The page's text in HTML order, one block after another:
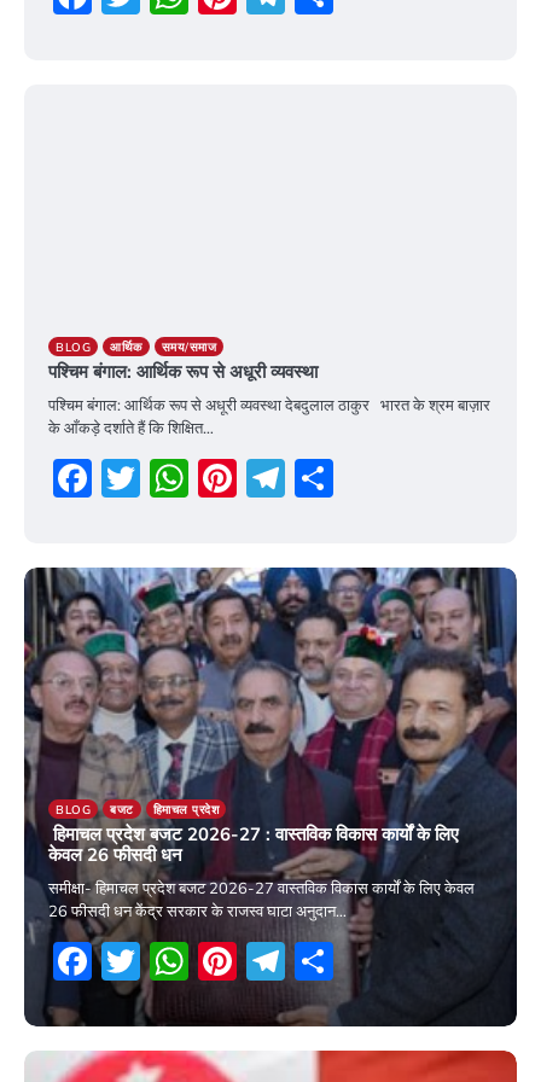
BLOG आर्थिक समय/समाज
पश्चिम बंगाल: आर्थिक रूप से अधूरी व्यवस्था
पश्चिम बंगाल: आर्थिक रूप से अधूरी व्यवस्था देबदुलाल ठाकुर भारत के श्रम बाज़ार
के आँकड़े दर्शाते हैं कि शिक्षित…
Facebook
Twitter
WhatsApp
Pinterest
Telegram
BLOG बजट हिमाचल प्रदेश
हिमाचल प्रदेश बजट 2026-27 : वास्तविक विकास कार्यों के लिए
केवल 26 फीसदी धन
समीक्षा- हिमाचल प्रदेश बजट 2026-27 वास्तविक विकास कार्यों के लिए केवल
26 फीसदी धन केंद्र सरकार के राजस्व घाटा अनुदान…
Facebook
Twitter
WhatsApp
Pinterest
Telegram
Share
25 March 2026